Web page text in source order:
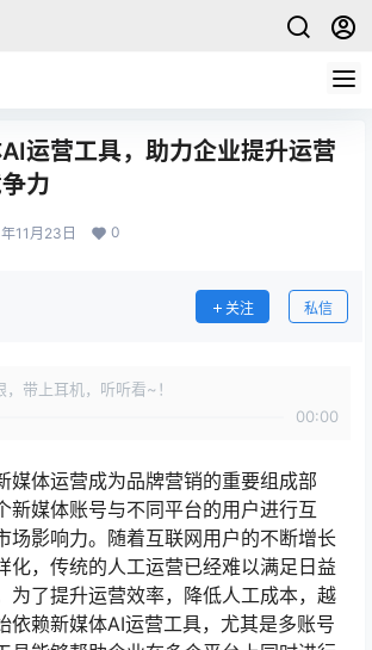
运营工具，助力企业提升运营
力
11月23日 0
关注 私信
，带上耳机，听听看~！
00:00
媒体运营成为品牌营销的重要组成部
新媒体账号与不同平台的用户进行互
场影响力。随着互联网用户的不断增长
化，传统的人工运营已经难以满足日益
为了提升运营效率，降低人工成本，越
依赖新媒体AI运营工具，尤其是多账号